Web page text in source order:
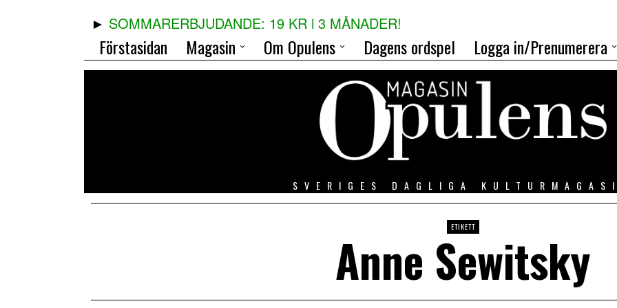
SOMMARERBJUDANDE: 19 KR i 3 MÅNADER!
Förstasidan Magasin Om Opulens Dagens ordspel Logga in/Prenumerera
SVERIGES DAGLIGA
ETIKETT
Anne Sewitsky